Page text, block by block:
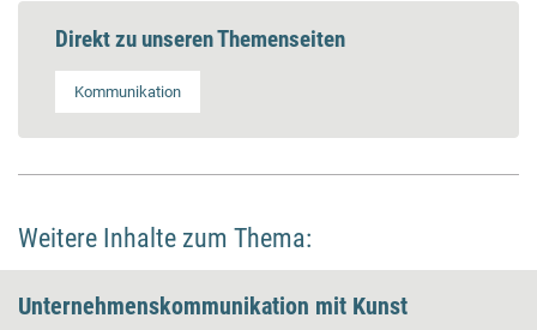
Direkt zu unseren Themenseiten
Kommunikation
Weitere Inhalte zum Thema:
Unternehmens­kommunikation mit Kunst